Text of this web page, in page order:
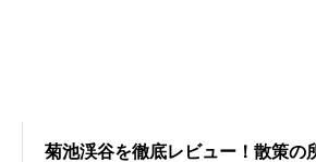
菊池渓谷を徹底レビュー！散策の